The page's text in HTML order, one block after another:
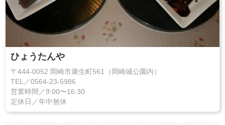
ひょうたんや
〒444-0052 岡崎市康生町561（岡崎城公園内）
TEL／0564-23-5986
営業時間／9:00〜16:30
定休日／年中無休